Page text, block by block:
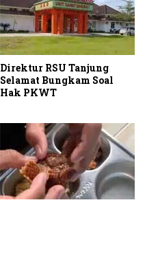
Direktur RSU Tanjung
Selamat Bungkam Soal
Hak PKWT